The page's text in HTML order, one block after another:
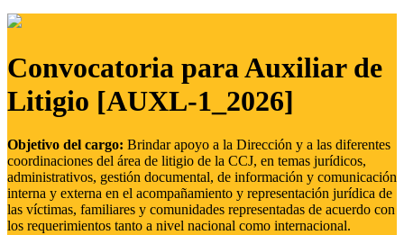
Convocatoria para Auxiliar de
Litigio [AUXL-1_2026]
Objetivo del cargo: Brindar apoyo a la Dirección y a las diferentes
coordinaciones del área de litigio de la CCJ, en temas jurídicos,
administrativos, gestión documental, de información y comunicación
interna y externa en el acompañamiento y representación jurídica de
las víctimas, familiares y comunidades representadas de acuerdo con
los requerimientos tanto a nivel nacional como internacional.